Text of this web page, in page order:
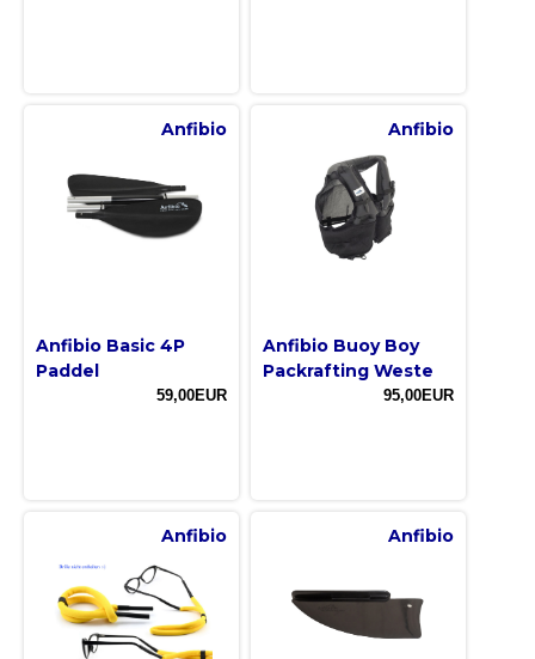
Anfibio
Anfibio Basic 4P
Paddel
59,00EUR
Anfibio
Anfibio Buoy Boy
Packrafting Weste
95,00EUR
Anfibio Anfibio